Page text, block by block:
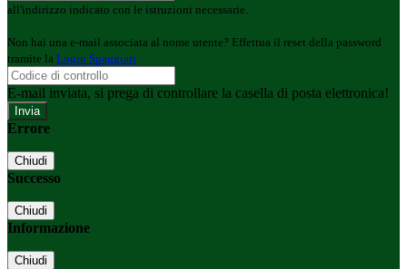
all'indirizzo indicato con le istruzioni necessarie.
Non hai una e-mail associata al nome utente? Effettua il reset della password
tramite la Login Spaggiari
E-mail inviata, si prega di controllare la casella di posta elettronica!
Errore
Chiudi
Successo
Chiudi
Informazione
Chiudi